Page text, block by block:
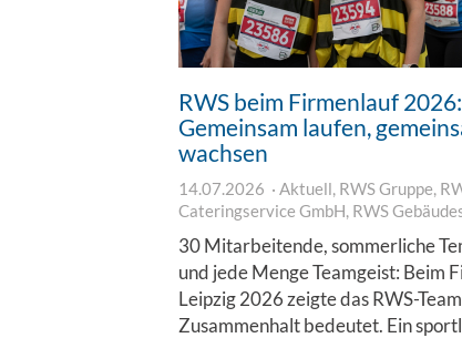
RWS beim Firmenlauf 2026:
Gemeinsam laufen,
wachsen
14.07.2026 Aktuell, RWS Gruppe,
Cateringservice GmbH, RWS
30 Mitarbeitende, sommerliche
und jede Menge Teamgeist: Beim
Leipzig 2026 zeigte das RWS-
Zusammenhalt bedeutet. Ein